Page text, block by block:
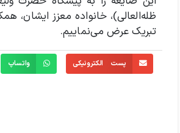
ظله‌العالی)، خانواده معزز ایشان،
تبریک عرض می‌نماییم.
پست الکترونیکی واتساپ